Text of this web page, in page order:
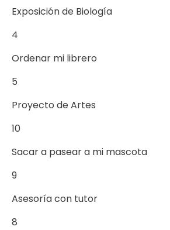
Exposición de Biología
4
Ordenar mi librero
5
Proyecto de Artes
10
Sacar a pasear a mi mascota
9
Asesoría con tutor
8